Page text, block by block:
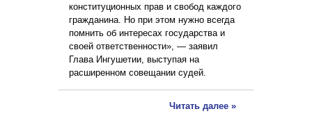
конституционных прав и свобод каждого
гражданина. Но при этом нужно всегда
помнить об интересах государства и
своей ответственности», — заявил
Глава Ингушетии, выступая на
расширенном совещании судей.
Читать далее »